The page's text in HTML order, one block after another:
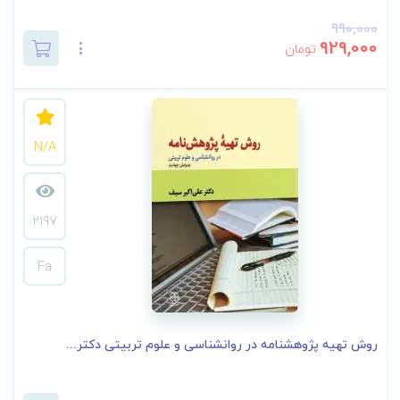
990,000
929,000 تومان
N/A
2197
Fa
روش تهیه پژوهشنامه در روانشناسی و علوم تربیتی دکتر...